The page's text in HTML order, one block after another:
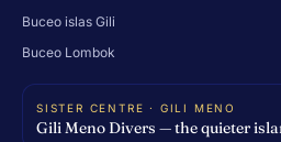
Buceo islas Gili
Buceo Lombok
SISTER CENTRE · GILI MENO
Gili Meno Divers — the quieter